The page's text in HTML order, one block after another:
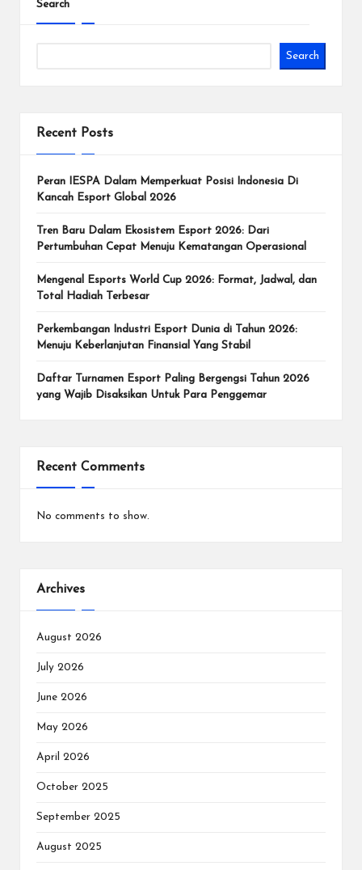
m
In
Search
Search
Recent Posts
Peran IESPA Dalam Memperkuat Posisi Indonesia Di
Kancah Esport Global 2026
Tren Baru Dalam Ekosistem Esport 2026: Dari
Pertumbuhan Cepat Menuju Kematangan Operasional
Mengenal Esports World Cup 2026: Format, Jadwal, dan
Total Hadiah Terbesar
Perkembangan Industri Esport Dunia di Tahun 2026:
Menuju Keberlanjutan Finansial Yang Stabil
Daftar Turnamen Esport Paling Bergengsi Tahun 2026
yang Wajib Disaksikan Untuk Para Penggemar
Recent Comments
No comments to show.
Archives
August 2026
July 2026
June 2026
May 2026
April 2026
October 2025
September 2025
August 2025